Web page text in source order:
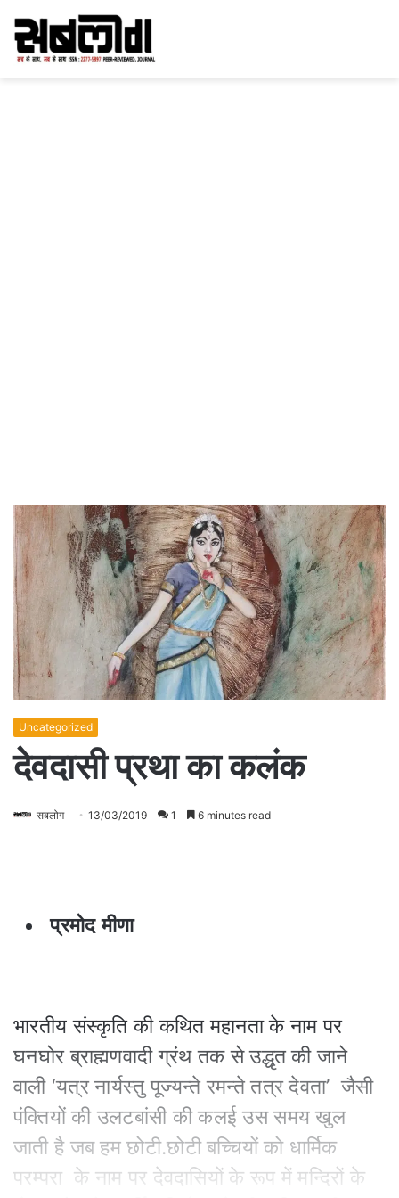
Uncategorized
देवदासी प्रथा का कलंक
सबलोग 13/03/2019 1 6 minutes read
प्रमोद मीणा
भारतीय संस्कृति की कथित महानता के नाम पर
घनघोर ब्राह्मणवादी ग्रंथ तक से उद्धृत की जाने
वाली ‘यत्र नार्यस्तु पूज्यन्ते रमन्ते तत्र देवता’ जैसी
पंक्तियों की उलटबांसी की कलई उस समय खुल
जाती है जब हम छोटी.छोटी बच्चियों को धार्मिक
परम्परा के नाम पर देवदासियों के रूप में मन्दिरों के